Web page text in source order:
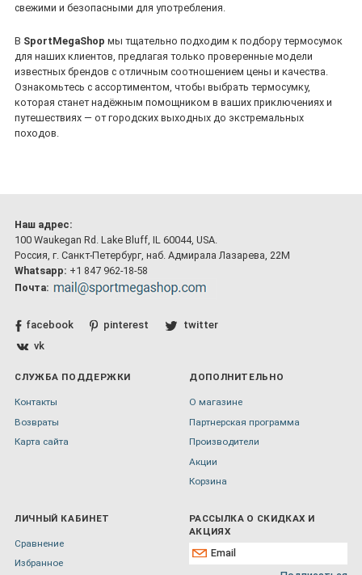
свежими и безопасными для употребления.
В SportMegaShop мы тщательно подходим к подбору термосумок
для наших клиентов, предлагая только проверенные модели
известных брендов с отличным соотношением цены и качества.
Ознакомьтесь с ассортиментом, чтобы выбрать термосумку,
которая станет надёжным помощником в ваших приключениях и
путешествиях — от городских выходных до экстремальных
походов.
Наш адрес:
100 Waukegan Rd. Lake Bluff, IL 60044, USA.
Россия, г. Санкт-Петербург, наб. Адмирала Лазарева, 22М
Whatsapp: +1 847 962-18-58
Почта:
facebook pinterest
twitter
vk
СЛУЖБА ПОДДЕРЖКИ
Контакты
Возвраты
Карта сайта
ДОПОЛНИТЕЛЬНО
О магазине
Партнерская программа
Производители
Акции
Корзина
ЛИЧНЫЙ КАБИНЕТ
Сравнение
Избранное
РАССЫЛКА О СКИДКАХ И
АКЦИЯХ